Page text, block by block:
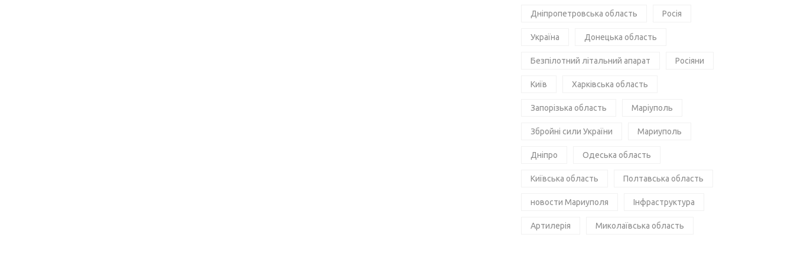
Дніпропетровська область Росія
Україна Донецька область
Безпілотний літальний апарат Росіяни
Київ Харківська область
Запорізька область Маріуполь
Збройні сили України Мариуполь
Дніпро Одеська область
Київська область Полтавська область
новости Мариуполя Інфраструктура
Артилерія Миколаївська область